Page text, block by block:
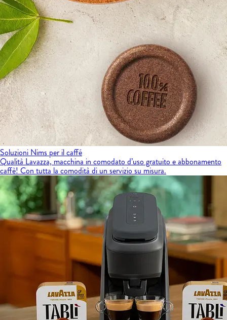
Soluzioni Nims per il caffé
Qualità Lavazza, macchina in comodato d’uso gratuito e abbonamento
caffè! Con tutta la comodità di un servizio su misura.